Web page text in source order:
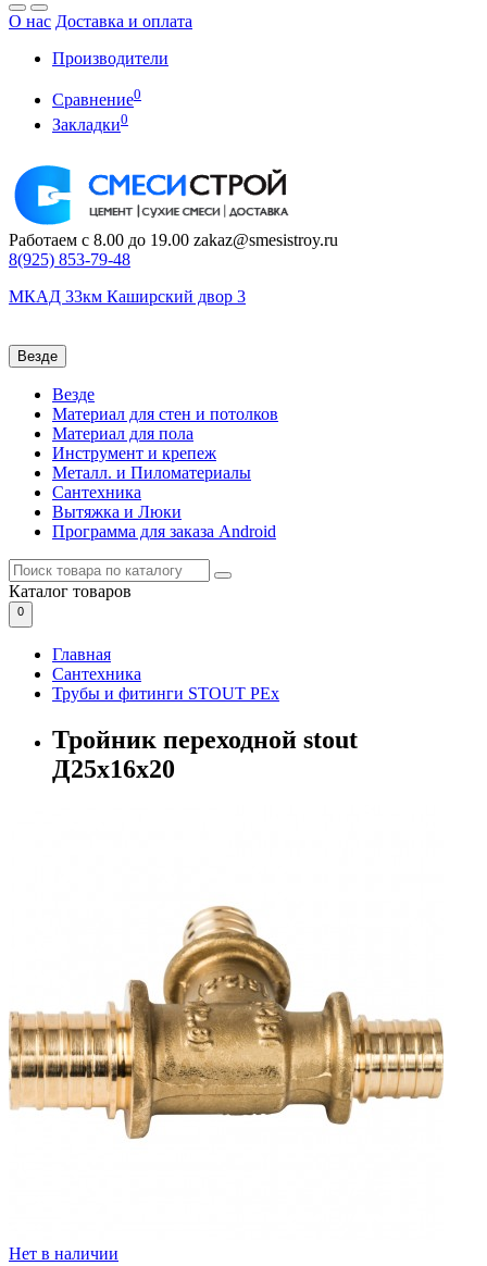
О нас Доставка и оплата
Производители
Сравнение0
Закладки0
Работаем с 8.00 до 19.00 zakaz@smesistroy.ru
8(925) 853-79-48
МКАД 33км Каширский двор 3
Везде
Везде
Материал для стен и потолков
Материал для пола
Инструмент и крепеж
Металл. и Пиломатериалы
Сантехника
Вытяжка и Люки
Программа для заказа Android
Каталог товаров
0
Главная
Сантехника
Трубы и фитинги STOUT PEx
Тройник переходной stout
Д25х16х20
Нет в наличии